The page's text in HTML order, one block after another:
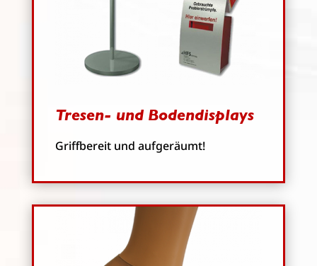
Tresen- und Bodendisplays
Griffbereit und aufgeräumt!